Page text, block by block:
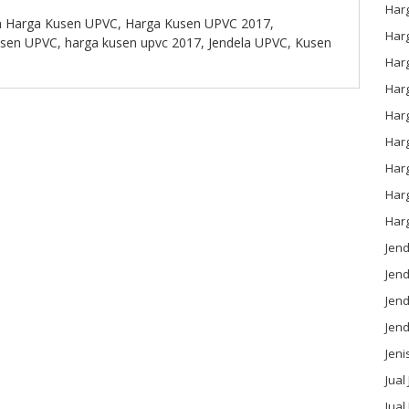
Harga Kusen UPVC, Harga Kusen UPVC 2017,
UPVC, harga kusen upvc 2017, Jendela UPVC, Kusen
Jual